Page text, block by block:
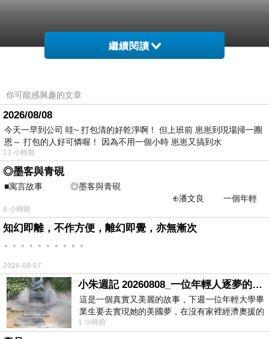
繼續閱讀
你可能感興趣的文章
2026/08/08
今天一早到公司 哇~ 打包清的好乾淨啊！ 但上班前 崽崽到現場掃一圈
恩～ 打包的人好可憐喔！ 因為不用一個小時 崽崽又搞到水
13 小時前
◎墨客與青硯
■寓言故事 ◎墨客與青硯
⊕潘文良 一個年輕
的墨客，在京城的古玩肆裡
8 小時前
知幻即離，不作方便，離幻即覺，亦無漸次
。。。。。。。。。。
2026-08-07
小朱週記 20260808_一位年輕人逐夢的真實故事
這是一個真實又美麗的故事，下週一位年輕大學畢
業生要去實現她的美國夢，在沒有家裡經濟奧援的
情況下，靠著自我努力工作累積出國基
1 小時前